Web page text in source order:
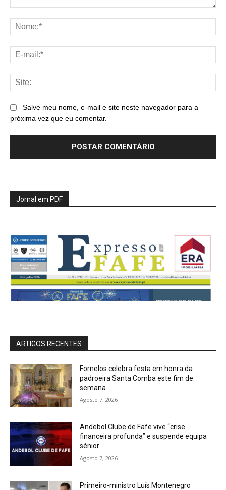
Salve meu nome, e-mail e site neste navegador para a
próxima vez que eu comentar.
Jornal em PDF
ARTIGOS RECENTES
Fornelos celebra festa em honra da
padroeira Santa Comba este fim de
semana
Agosto 7, 2026
Andebol Clube de Fafe vive “crise
financeira profunda” e suspende equipa
sénior
Agosto 7, 2026
Primeiro-ministro Luís Montenegro